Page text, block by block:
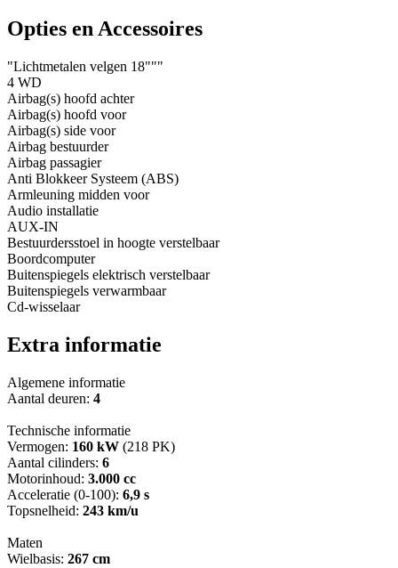
Opties en Accessoires
"Lichtmetalen velgen 18"""
4 WD
Airbag(s) hoofd achter
Airbag(s) hoofd voor
Airbag(s) side voor
Airbag bestuurder
Airbag passagier
Anti Blokkeer Systeem (ABS)
Armleuning midden voor
Audio installatie
AUX-IN
Bestuurdersstoel in hoogte verstelbaar
Boordcomputer
Buitenspiegels elektrisch verstelbaar
Buitenspiegels verwarmbaar
Cd-wisselaar
Extra informatie
Algemene informatie
Aantal deuren: 4
Technische informatie
Vermogen: 160 kW (218 PK)
Aantal cilinders: 6
Motorinhoud: 3.000 cc
Acceleratie (0-100): 6,9 s
Topsnelheid: 243 km/u
Maten
Wielbasis: 267 cm